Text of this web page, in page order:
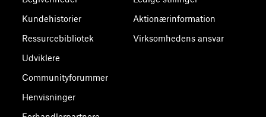
Kundehistorier
Ressurcebibliotek
Udviklere
Communityforummer
Henvisninger
Aktionærinformation
Virksomhedens ansvar